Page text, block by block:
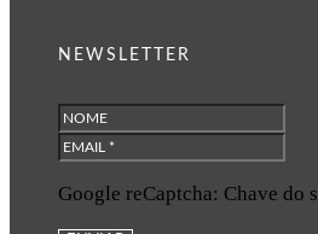
NEWSLETTER
Google reCaptcha: Chave do